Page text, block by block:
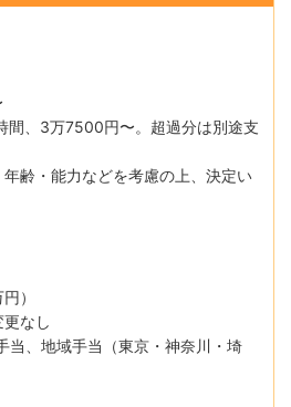
間、3万7500円〜。超過分は別途支
齢・能力などを考慮の上、決定い
）
なし
、地域手当（東京・神奈川・埼